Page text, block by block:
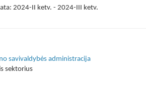
2024-II ketv. - 2024-III ketv.
savivaldybės administracija
sektorius